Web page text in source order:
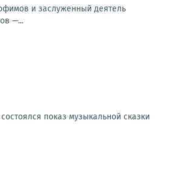
и заслуженный деятель
—...
показ музыкальной сказки